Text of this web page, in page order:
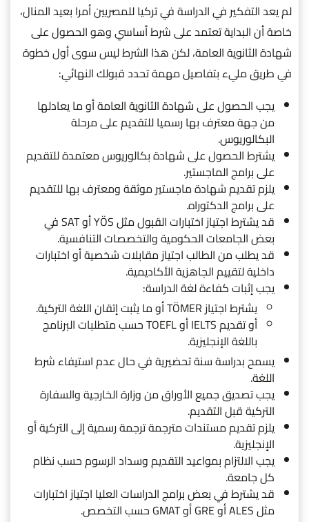
لم يعد التفكير في الدراسة في تركيا للمصريين أمرا بعيد المنال،
خاصة أن البداية تعتمد على شرط أساسي وهو الحصول على
شهادة الثانوية العامة، لكن هذا الشرط ليس سوى أول خطوة
في طريق مليء بتفاصيل مهمة تحدد قبولك النهائي:
يجب الحصول على شهادة الثانوية العامة أو ما يعادلها
من جهة معترف بها رسميا للتقديم على مرحلة
البكالوريوس.
يشترط الحصول على شهادة بكالوريوس معتمدة للتقديم
على برامج الماجستير.
يلزم تقديم شهادة ماجستير موثقة ومعترف بها للتقديم
على برامج الدكتوراه.
قد يشترط اجتياز اختبارات القبول مثل YÖS أو SAT في
بعض الجامعات الحكومية والتخصصات التنافسية.
قد يطلب من الطالب اجتياز مقابلات شخصية أو اختبارات
داخلية لتقييم الجاهزية الأكاديمية.
يجب إثبات كفاءة لغة الدراسة:
يشترط اجتياز TÖMER أو ما يثبت إتقان اللغة التركية.
أو تقديم IELTS أو TOEFL حسب متطلبات البرنامج
باللغة الإنجليزية.
يسمح بدراسة سنة تحضيرية في حال عدم استيفاء شرط
اللغة.
يجب تصديق جميع الأوراق من وزارة الخارجية والسفارة
التركية قبل التقديم.
يلزم تقديم مستندات مترجمة ترجمة رسمية إلى التركية أو
الإنجليزية.
يجب الالتزام بمواعيد التقديم وسداد الرسوم حسب نظام
كل جامعة.
قد يشترط في بعض برامج الدراسات العليا اجتياز اختبارات
مثل ALES أو GRE أو GMAT حسب التخصص.